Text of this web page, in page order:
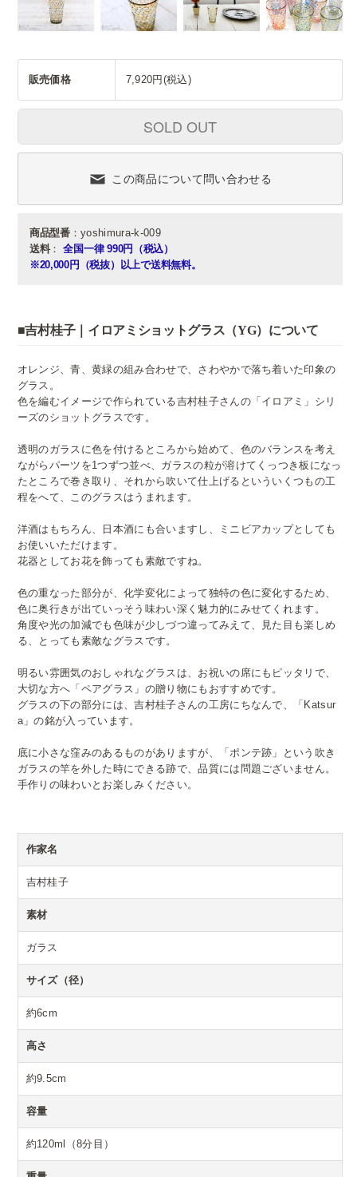
販売価格 7,920円(税込)
SOLD OUT
この商品について問い合わせる
商品型番：yoshimura-k-009
送料： 全国一律 990円（税込）
※20,000円（税抜）以上で送料無料。
■吉村桂子｜イロアミショットグラス（YG）について
オレンジ、青、黄緑の組み合わせで、さわやかで落ち着いた印象の
グラス。
色を編むイメージで作られている吉村桂子さんの「イロアミ」シリ
ーズのショットグラスです。
透明のガラスに色を付けるところから始めて、色のバランスを考え
ながらパーツを1つずつ並べ、ガラスの粒が溶けてくっつき板になっ
たところで巻き取り、それから吹いて仕上げるといういくつもの工
程をへて、このグラスはうまれます。
洋酒はもちろん、日本酒にも合いますし、ミニビアカップとしても
お使いいただけます。
花器としてお花を飾っても素敵ですね。
色の重なった部分が、化学変化によって独特の色に変化するため、
色に奥行きが出ていっそう味わい深く魅力的にみせてくれます。
角度や光の加減でも色味が少しづつ違ってみえて、見た目も楽しめ
る、とっても素敵なグラスです。
明るい雰囲気のおしゃれなグラスは、お祝いの席にもピッタリで、
大切な方へ「ペアグラス」の贈り物にもおすすめです。
グラスの下の部分には、吉村桂子さんの工房にちなんで、「Katsur
a」の銘が入っています。
底に小さな窪みのあるものがありますが、「ポンテ跡」という吹き
ガラスの竿を外した時にできる跡で、品質には問題ございません。
手作りの味わいとお楽しみください。
作家名
吉村桂子
素材
ガラス
サイズ（径）
約6cm
高さ
約9.5cm
容量
約120ml（8分目）